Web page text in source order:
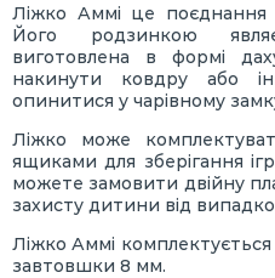
Ліжко Аммі це поєднання
Його родзинкою
виготовлена в формі
накинути ковдру або
опинитися у чарівному
Ліжко може
ящиками для зберігання
можете замовити двійну
захисту дитини від
Ліжко Аммі
завтовшки 8 мм.